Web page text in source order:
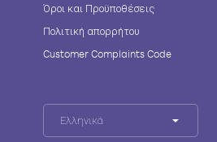
Όροι και Προϋποθέσεις
Πολιτική απορρήτου
Customer Complaints Code
Ελληνικά